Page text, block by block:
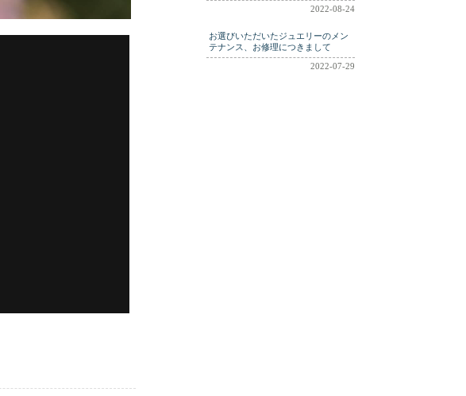
2022-08-24
お選びいただいたジュエリーのメン
テナンス、お修理につきまして
2022-07-29